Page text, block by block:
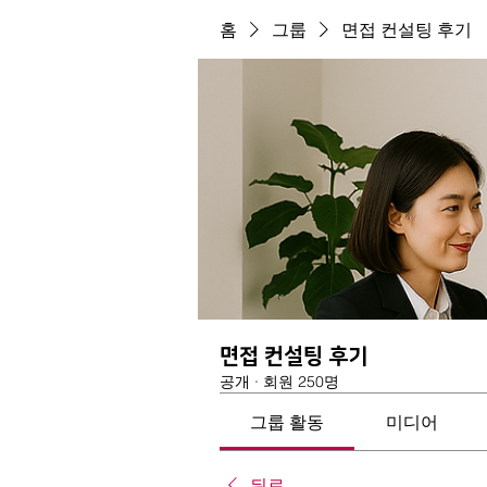
홈 그룹 면접 컨설팅 후기
면접 컨설팅 후기
공개 · 회원 250명
그룹 활동 미디어